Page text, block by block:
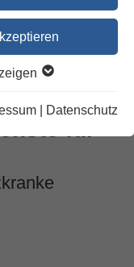
Datenschutz